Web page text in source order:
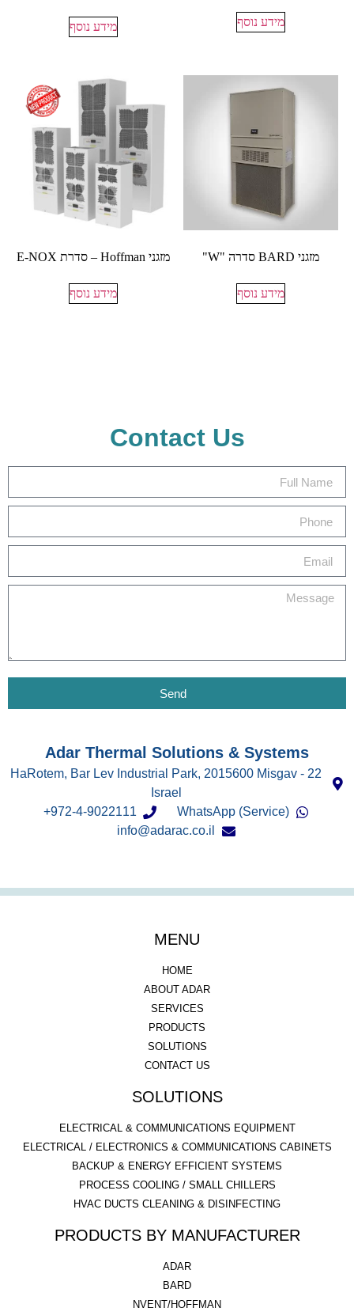
מידע נוסף מידע נוסף
מזגני BARD סדרה "W"
מידע נוסף
מזגני Hoffman – סדרת E-NOX
מידע נוסף
Contact Us
Send
Adar Thermal Solutions & Systems
22 HaRotem, Bar Lev Industrial Park, 2015600 Misgav -
Israel
WhatsApp (Service)
972-4-9022111+
info@adarac.co.il
MENU
HOME
ABOUT ADAR
SERVICES
PRODUCTS
SOLUTIONS
CONTACT US
SOLUTIONS
ELECTRICAL & COMMUNICATIONS EQUIPMENT
ELECTRICAL / ELECTRONICS & COMMUNICATIONS CABINETS
BACKUP & ENERGY EFFICIENT SYSTEMS
PROCESS COOLING / SMALL CHILLERS
HVAC DUCTS CLEANING & DISINFECTING
PRODUCTS BY MANUFACTURER
ADAR
BARD
NVENT/HOFFMAN